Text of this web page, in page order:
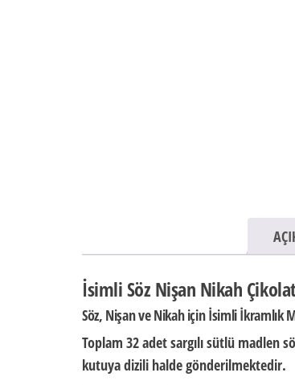
İsimli Söz Nişan Nikah
Söz, Nişan ve Nikah için İsimli İkramlık
Toplam 32 adet sargılı sütlü madlen
kutuya dizili haldegönderilmektedir.